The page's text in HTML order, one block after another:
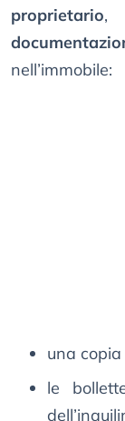
proprietario,
nell’immobile:
una
le